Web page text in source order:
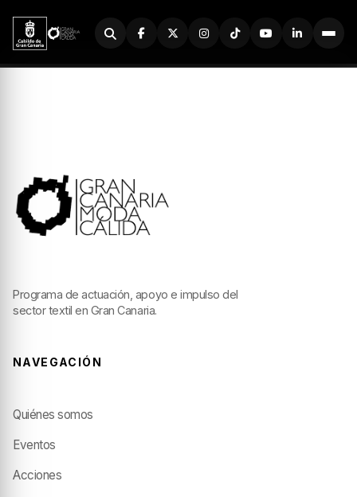
Buscador
Programa de actuación, apoyo e impulso del
sector textil en Gran Canaria.
NAVEGACIÓN
Quiénes somos
Eventos
Acciones